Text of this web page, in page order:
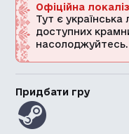
Офіційна
Тут є українська
доступних
насолоджуйтесь.
Придбати гру